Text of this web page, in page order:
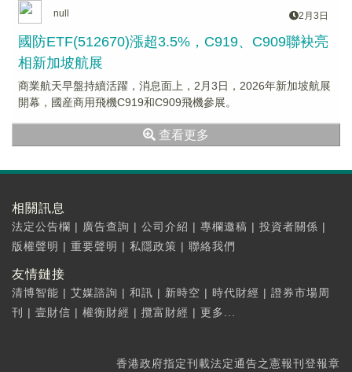
null 2月3日
國防ETF(512670)漲超3.5%，C919、C909聯袂亮
相新加坡航展
商業航天早盤持續活躍，消息面上，2月3日，2026年新加坡航展
開幕，國産商用飛機C919和C909飛機參展。
查看更多
相關訊息
法定公告欄 | 廣告查詢 | 公司介紹 | 專欄邀稿 | 投資者關係 |
版權聲明 | 重要聲明 | 私隱政策 | 聯絡我們
友情鏈接
清博智能 | 艾媒諮詢 | 和訊 | 新時空 | 時代財經 | 證券市場周
刊
| 壹財信 | 權衡財經 | 攬富財經 | 更多...
香港政府指定刊載法定通告之憲報刊登報章